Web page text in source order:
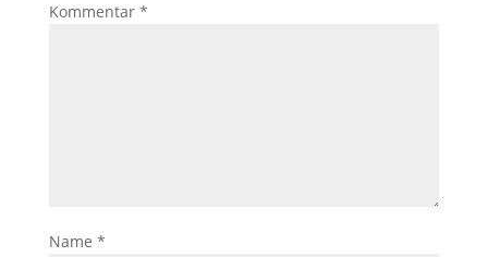
Kommentar *
Name *